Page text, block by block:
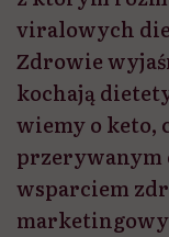
viralowych
Zdrowie
kochają
wiemy o keto,
przerywanym
wsparciem